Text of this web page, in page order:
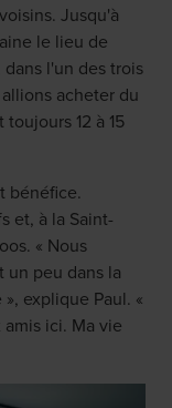
Jusqu'à
le lieu de
l'un des trois
acheter du
12 à 15
bénéfice.
et, à la Saint-
« Nous
un peu dans la
explique Paul. «
ici. Ma vie